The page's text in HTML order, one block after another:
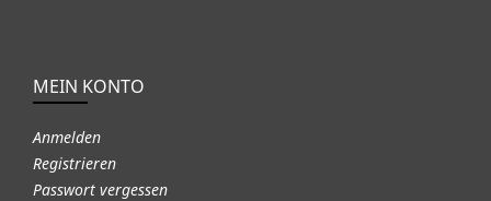
MEIN KONTO
Anmelden
Registrieren
Passwort vergessen